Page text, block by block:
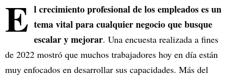
E l crecimiento profesional de los empleados es un
tema vital para cualquier negocio que busque
escalar y mejorar. Una encuesta realizada a fines
de 2022 mostró que muchos trabajadores hoy en día están
muy enfocados en desarrollar sus capacidades. Más del